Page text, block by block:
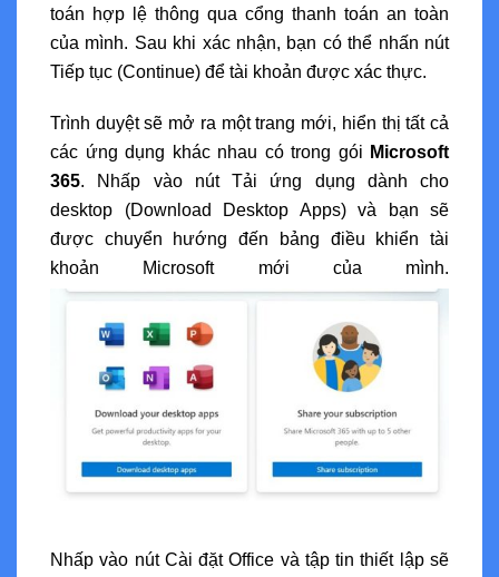
toán hợp lệ thông qua cổng thanh toán an toàn
của mình. Sau khi xác nhận, bạn có thể nhấn nút
Tiếp tục (Continue) để tài khoản được xác thực.
Trình duyệt sẽ mở ra một trang mới, hiển thị tất cả
các ứng dụng khác nhau có trong gói Microsoft
365. Nhấp vào nút Tải ứng dụng dành cho
desktop (Download Desktop Apps) và bạn sẽ
được chuyển hướng đến bảng điều khiển tài
khoản Microsoft mới của mình.
Nhấp vào nút Cài đặt Office và tập tin thiết lập sẽ